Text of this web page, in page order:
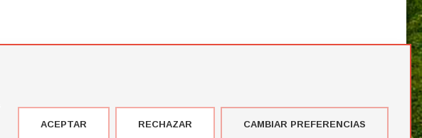
ACEPTAR RECHAZAR CAMBIAR PREFERENCIAS